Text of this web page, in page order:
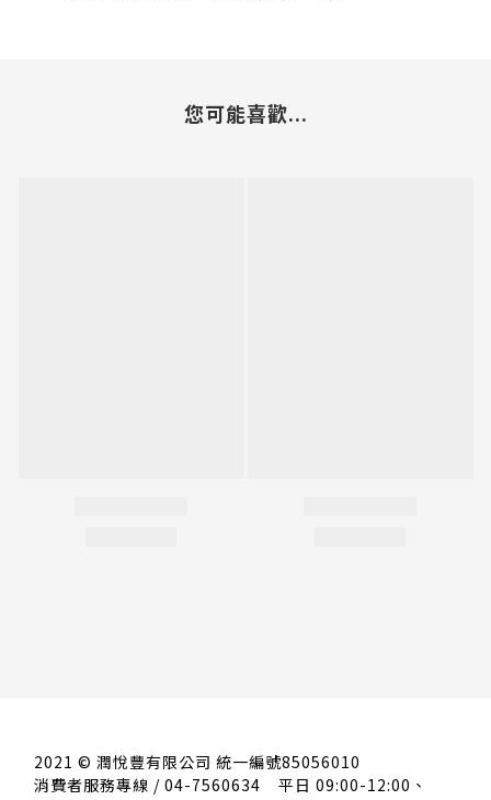
您可能喜歡...
2021 © 潤悅豐有限公司 統一編號85056010
消費者服務專線 / 04-7560634 平日 09:00-12:00、